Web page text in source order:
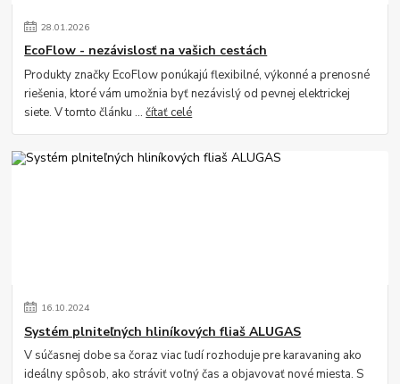
28.01.2026
EcoFlow - nezávislosť na vašich cestách
Produkty značky EcoFlow ponúkajú flexibilné, výkonné a prenosné
riešenia, ktoré vám umožnia byť nezávislý od pevnej elektrickej
siete. V tomto článku ...čítať celé
16.10.2024
Systém plniteľných hliníkových fliaš ALUGAS
V súčasnej dobe sa čoraz viac ľudí rozhoduje pre karavaning ako
ideálny spôsob, ako stráviť voľný čas a objavovať nové miesta. S